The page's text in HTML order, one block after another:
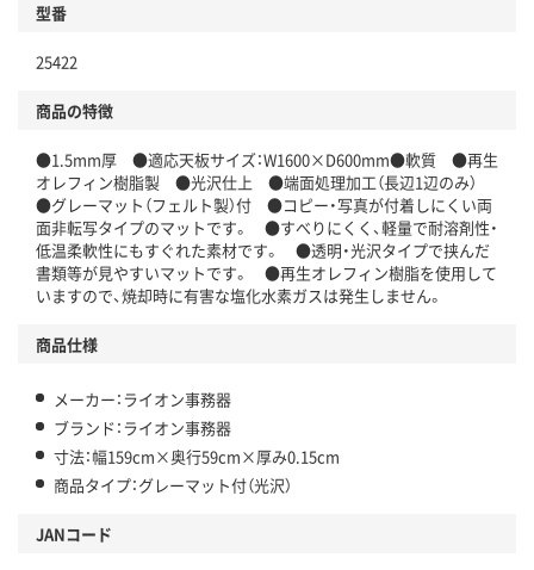
型番
25422
商品の特徴
●1.5mm厚 ●適応天板サイズ：W1600×D600mm●軟質 ●再生
オレフィン樹脂製 ●光沢仕上 ●端面処理加工（長辺1辺のみ）
●グレーマット（フェルト製）付 ●コピー・写真が付着しにくい両
面非転写タイプのマットです。 ●すべりにくく、軽量で耐溶剤性・
低温柔軟性にもすぐれた素材です。 ●透明・光沢タイプで挟んだ
書類等が見やすいマットです。 ●再生オレフィン樹脂を使用して
いますので、焼却時に有害な塩化水素ガスは発生しません。
商品仕様
メーカー：ライオン事務器
ブランド：ライオン事務器
寸法：幅159cm×奥行59cm×厚み0.15cm
商品タイプ：グレーマット付（光沢）
JANコード